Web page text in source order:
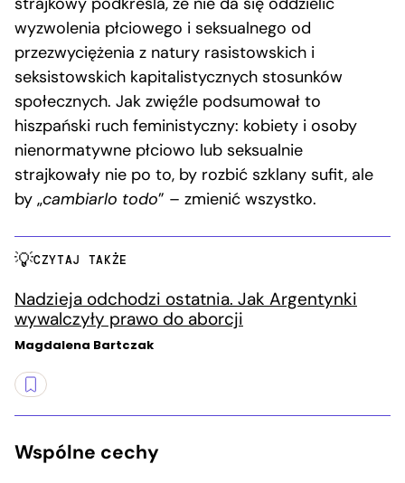
wyzwolenia płciowego i seksualnego od
przezwyciężenia z natury rasistowskich i
seksistowskich kapitalistycznych stosunków
społecznych. Jak zwięźle podsumował to
hiszpański ruch feministyczny: kobiety i osoby
nienormatywne płciowo lub seksualnie
strajkowały nie po to, by rozbić szklany sufit, ale
by „cambiarlo todo” – zmienić wszystko.
CZYTAJ TAKŻE
Nadzieja odchodzi ostatnia. Jak Argentynki
wywalczyły prawo do aborcji
Magdalena Bartczak
Wspólne cechy